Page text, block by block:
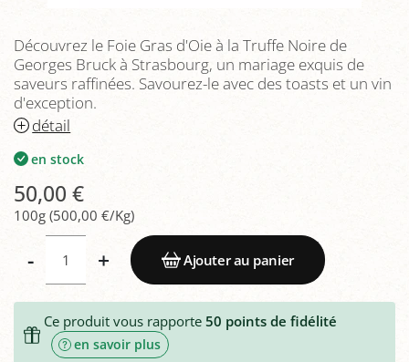
Découvrez le Foie Gras d'Oie à la Truffe Noire de
Georges Bruck à Strasbourg, un mariage exquis de
saveurs raffinées. Savourez-le avec des toasts et un vin
d'exception.
détail
en stock
50,00 €
100g (500,00 €/Kg)
- + Ajouter au panier
Ce produit vous rapporte50 points de fidélité
en savoir plus